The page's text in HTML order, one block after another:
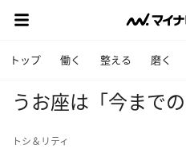
トップ 働く 整える 磨く
うお座は「今まで
トシ＆リティ